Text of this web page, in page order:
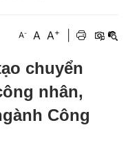
A- A A+
chuyển
nhân,
Công